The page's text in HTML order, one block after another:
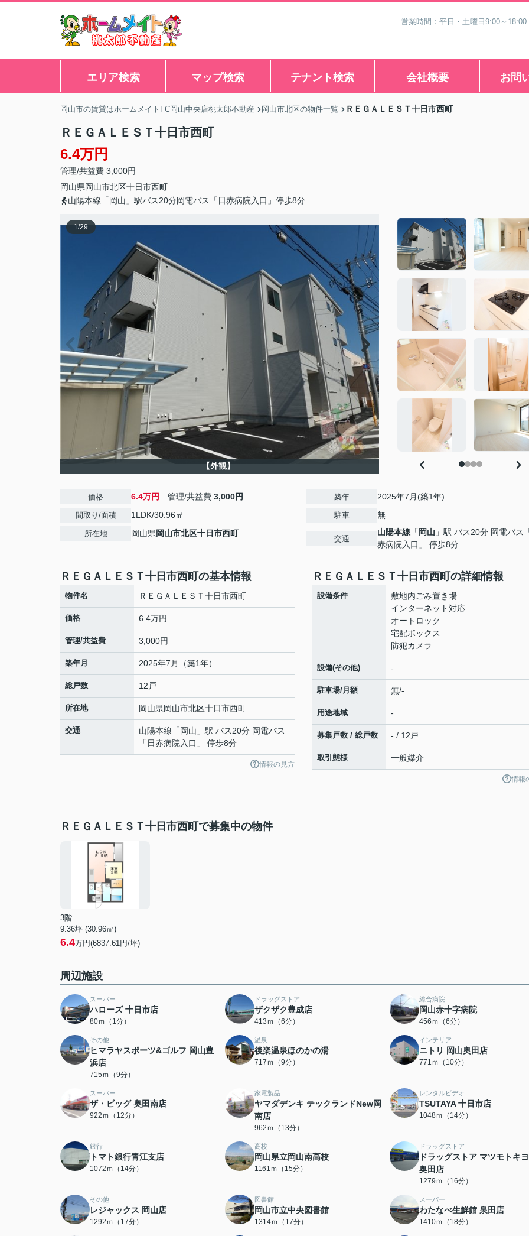
営業時間：平日・土曜日9:00～
エリア検索 マップ検索 テナント検索 会社概要 お問
岡山市の賃貸はホームメイトFC岡山中央店桃太郎不動産 岡山市北区の物件一覧 ＲＥＧＡＬＥＳＴ十日市西町
ＲＥＧＡＬＥＳＴ十日市西町
6.4万円
管理/共益費 3,000円
岡山県岡山市北区十日市西町
山陽本線「岡山」駅バス20分岡電バス「日赤病院入口」停歩8分
1/29
【外観】
価格 6.4万円 管理/共益費 3,000円
間取り/面積 1LDK/30.96㎡
所在地 岡山県岡山市北区十日市西町
築年 2025年7月(築1年)
駐車 無
交通
山陽本線 「 岡山 」駅 バス20分 岡電バス
赤病院入口」 停歩8分
ＲＥＧＡＬＥＳＴ十日市西町の基本情報
物件名 ＲＥＧＡＬＥＳＴ十日市西町
価格 6.4万円
管理/共益費 3,000円
築年月 2025年7月（築1年）
総戸数 12戸
所在地 岡山県岡山市北区十日市西町
交通 山陽本線 「 岡山 」駅 バス20分 岡電バス
「日赤病院入口」 停歩8分
情報の見方
ＲＥＧＡＬＥＳＴ十日市西町の詳細情報
設備条件
敷地内ごみ置き場
インターネット対応
オートロック
宅配ボックス
防犯カメラ
設備(その他) -
駐車場/月額 無/-
用途地域 -
募集戸数 / 総戸数 - / 12戸
取引態様 一般媒介
情報
ＲＥＧＡＬＥＳＴ十日市西町で募集中の物件
3階
9.36坪 (30.96㎡)
6.4万円(6837.61円/坪)
周辺施設
スーパー
ハローズ 十日市店
80ｍ（1分）
ドラッグストア
ザクザク豊成店
413ｍ（6分）
総合病院
岡山赤十字病院
456ｍ（6分）
その他
ヒマラヤスポーツ&ゴルフ 岡山豊
浜店
715ｍ（9分）
温泉
後楽温泉ほのかの湯
717ｍ（9分）
インテリア
ニトリ 岡山奥田店
771ｍ（10分）
スーパー
ザ・ビッグ 奥田南店
922ｍ（12分）
家電製品
ヤマダデンキ テックランドNew岡
南店
962ｍ（13分）
レンタルビデオ
TSUTAYA 十日市店
1048ｍ（14分）
銀行
トマト銀行青江支店
1072ｍ（14分）
高校
岡山県立岡山南高校
1161ｍ（15分）
ドラッグストア
ドラッグストア マツモトキ
奥田店
1279ｍ（16分）
その他
レジャックス 岡山店
1292ｍ（17分）
図書館
岡山市立中央図書館
1314ｍ（17分）
スーパー
わたなべ生鮮館 泉田店
1410ｍ（18分）